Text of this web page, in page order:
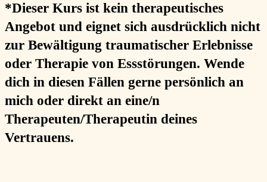
*Dieser Kurs ist kein therapeutisches
Angebot und eignet sich ausdrücklich nicht
zur Bewältigung traumatischer Erlebnisse
oder Therapie von Essstörungen. Wende
dich in diesen Fällen gerne persönlich an
mich oder direkt an eine/n
Therapeuten/Therapeutin deines
Vertrauens.